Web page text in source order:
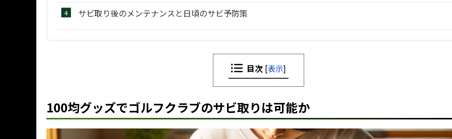
サビ取り後のメンテナンスと日頃のサビ予防策
目次 [表示]
100均グッズでゴルフクラブのサビ取りは可能か